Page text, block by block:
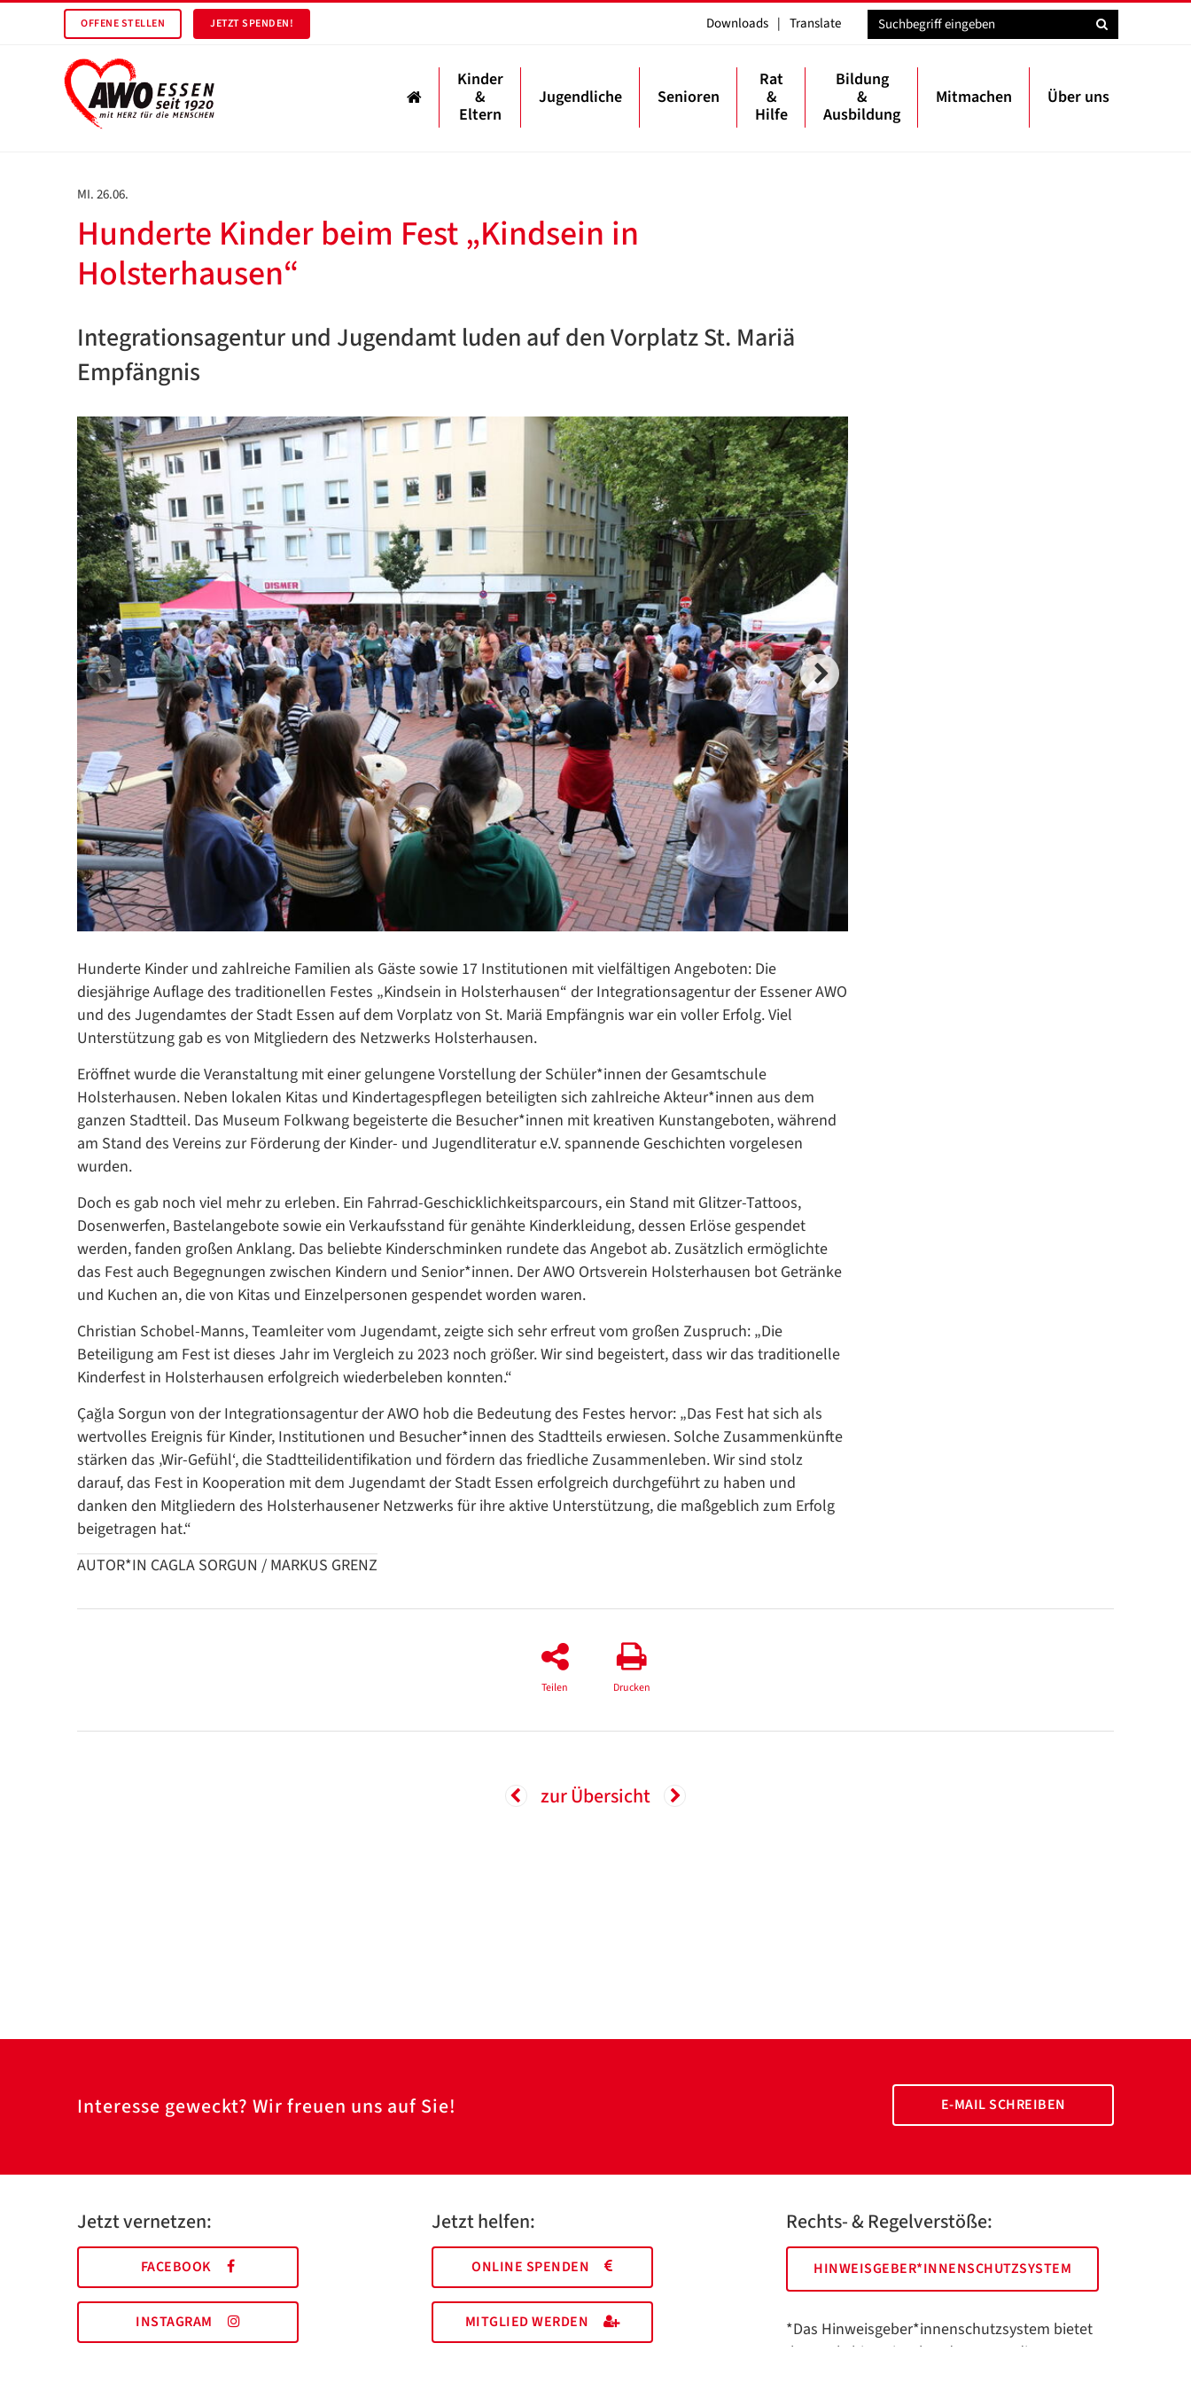
OFFENE STELLEN JETZT SPENDEN! Downloads | Translate
Kinder
&
Eltern
Jugendliche Senioren
Rat
&
Hilfe
Bildung
&
Ausbildung
Mitmachen Über uns
MI. 26.06.
Hunderte Kinder beim Fest „Kindsein in
Holsterhausen“
Integrationsagentur und Jugendamt luden auf den Vorplatz St. Mariä
Empfängnis
Hunderte Kinder und zahlreiche Familien als Gäste sowie 17 Institutionen mit vielfältigen Angeboten: Die
diesjährige Auflage des traditionellen Festes „Kindsein in Holsterhausen“ der Integrationsagentur der Essener AWO
und des Jugendamtes der Stadt Essen auf dem Vorplatz von St. Mariä Empfängnis war ein voller Erfolg. Viel
Unterstützung gab es von Mitgliedern des Netzwerks Holsterhausen.
Eröffnet wurde die Veranstaltung mit einer gelungene Vorstellung der Schüler*innen der Gesamtschule
Holsterhausen. Neben lokalen Kitas und Kindertagespflegen beteiligten sich zahlreiche Akteur*innen aus dem
ganzen Stadtteil. Das Museum Folkwang begeisterte die Besucher*innen mit kreativen Kunstangeboten, während
am Stand des Vereins zur Förderung der Kinder- und Jugendliteratur e.V. spannende Geschichten vorgelesen
wurden.
Doch es gab noch viel mehr zu erleben. Ein Fahrrad-Geschicklichkeitsparcours, ein Stand mit Glitzer-Tattoos,
Dosenwerfen, Bastelangebote sowie ein Verkaufsstand für genähte Kinderkleidung, dessen Erlöse gespendet
werden, fanden großen Anklang. Das beliebte Kinderschminken rundete das Angebot ab. Zusätzlich ermöglichte
das Fest auch Begegnungen zwischen Kindern und Senior*innen. Der AWO Ortsverein Holsterhausen bot Getränke
und Kuchen an, die von Kitas und Einzelpersonen gespendet worden waren.
Christian Schobel-Manns, Teamleiter vom Jugendamt, zeigte sich sehr erfreut vom großen Zuspruch: „Die
Beteiligung am Fest ist dieses Jahr im Vergleich zu 2023 noch größer. Wir sind begeistert, dass wir das traditionelle
Kinderfest in Holsterhausen erfolgreich wiederbeleben konnten.“
Çaǧla Sorgun von der Integrationsagentur der AWO hob die Bedeutung des Festes hervor: „Das Fest hat sich als
wertvolles Ereignis für Kinder, Institutionen und Besucher*innen des Stadtteils erwiesen. Solche Zusammenkünfte
stärken das ‚Wir-Gefühl‘, die Stadtteilidentifikation und fördern das friedliche Zusammenleben. Wir sind stolz
darauf, das Fest in Kooperation mit dem Jugendamt der Stadt Essen erfolgreich durchgeführt zu haben und
danken den Mitgliedern des Holsterhausener Netzwerks für ihre aktive Unterstützung, die maßgeblich zum Erfolg
beigetragen hat.“
AUTOR*IN CAGLA SORGUN / MARKUS GRENZ
Teilen Drucken
zur Übersicht
Interesse geweckt? Wir freuen uns auf Sie! E-MAIL SCHREIBEN
Jetzt vernetzen:
FACEBOOK
INSTAGRAM
Jetzt helfen:
ONLINE SPENDEN
MITGLIED WERDEN
Rechts- & Regelverstöße:
HINWEISGEBER*INNENSCHUTZSYSTEM
*Das Hinweisgeber*innenschutzsystem bietet
Ihnen als hinweisgebende Person die
Datenschutzerklärung
ZURÜCK
Datenschutzerklärung
Übersetzen
/
Translate
ZURÜCK